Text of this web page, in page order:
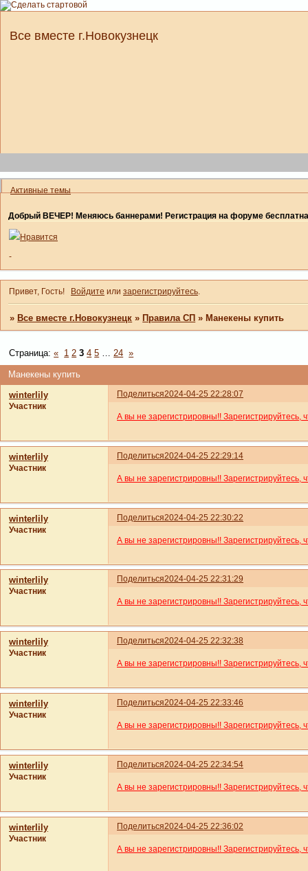
Все вместе г.Новокузнецк
Активные темы
Добрый ВЕЧЕР! Меняюсь баннерами! Регистрация на форуме бесплатна
Нравится
-
Привет, Гость! Войдите или зарегистрируйтесь.
»Все вместе г.Новокузнецк »Правила СП »Манекены купить
Манекены купить
Страница:« 1 2 3 4 5 … 24 »
Поделиться2024-04-25 22:28:07
winterlily
Участник
А вы не зарегистрировны!! Зарегистрируйтесь,
Поделиться2024-04-25 22:29:14
winterlily
Участник
А вы не зарегистрировны!! Зарегистрируйтесь,
Поделиться2024-04-25 22:30:22
winterlily
Участник
А вы не зарегистрировны!! Зарегистрируйтесь,
Поделиться2024-04-25 22:31:29
winterlily
Участник
А вы не зарегистрировны!! Зарегистрируйтесь,
Поделиться2024-04-25 22:32:38
winterlily
Участник
А вы не зарегистрировны!! Зарегистрируйтесь,
Поделиться2024-04-25 22:33:46
winterlily
Участник
А вы не зарегистрировны!! Зарегистрируйтесь,
Поделиться2024-04-25 22:34:54
winterlily
Участник
А вы не зарегистрировны!! Зарегистрируйтесь,
Поделиться2024-04-25 22:36:02
winterlily
Участник
А вы не зарегистрировны!! Зарегистрируйтесь,